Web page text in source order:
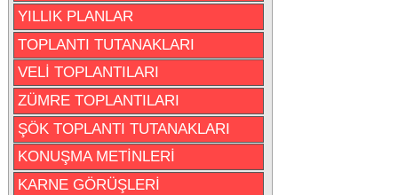
YILLIK PLANLAR
TOPLANTI TUTANAKLARI
VELİ TOPLANTILARI
ZÜMRE TOPLANTILARI
ŞÖK TOPLANTI TUTANAKLARI
KONUŞMA METİNLERİ
KARNE GÖRÜŞLERİ